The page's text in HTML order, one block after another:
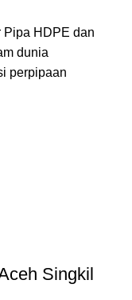
Pipa HDPE dan
dunia
perpipaan
Singkil